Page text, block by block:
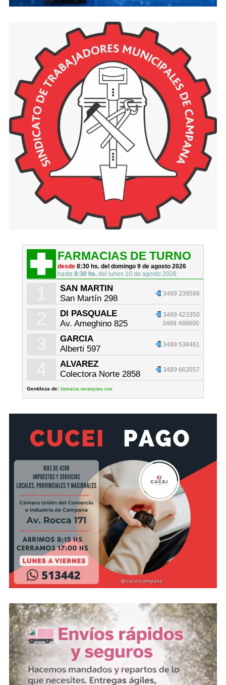
FARMACIAS DE TURNO
desde8:30 hs. del domingo 9 de agosto 2026
hasta8:30 hs. del lunes 10 de agosto 2026
SAN MARTIN
San Martín 298
3489 239566
DI PASQUALE
Av. Ameghino 825
3489 423350
3489 488800
GARCIA
Alberti 597
3489 538461
ALVAREZ
Colectora Norte 2858
3489 663557
Gentileza de: farmacias.encampana.com